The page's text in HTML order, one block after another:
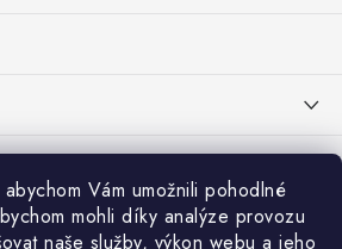
Vám umožnili pohodlné
mohli díky analýze provozu
naše služby, výkon webu a jeho